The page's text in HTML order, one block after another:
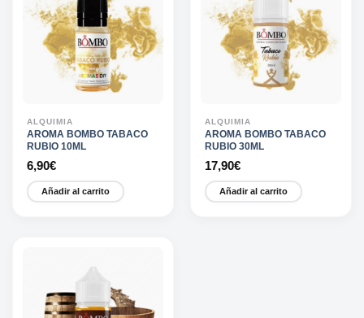
ALQUIMIA
AROMA BOMBO TABACO
RUBIO 10ML
6,90€
Añadir al carrito
ALQUIMIA
AROMA BOMBO TABACO
RUBIO 30ML
17,90€
Añadir al carrito